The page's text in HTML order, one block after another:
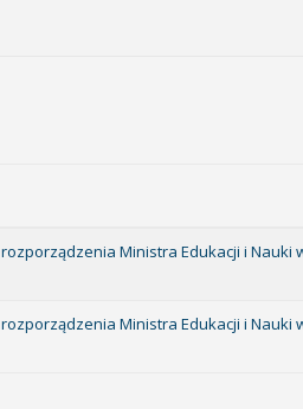
Ministra Edukacji i Nauki
Ministra Edukacji i Nauki